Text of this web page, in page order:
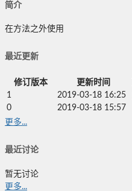
简介
在方法之外使用
最近更新
修订版本 更新时间
1
2019-03-18 16:25
0
2019-03-18 15:57
更多...
最近讨论
暂无讨论
更多...